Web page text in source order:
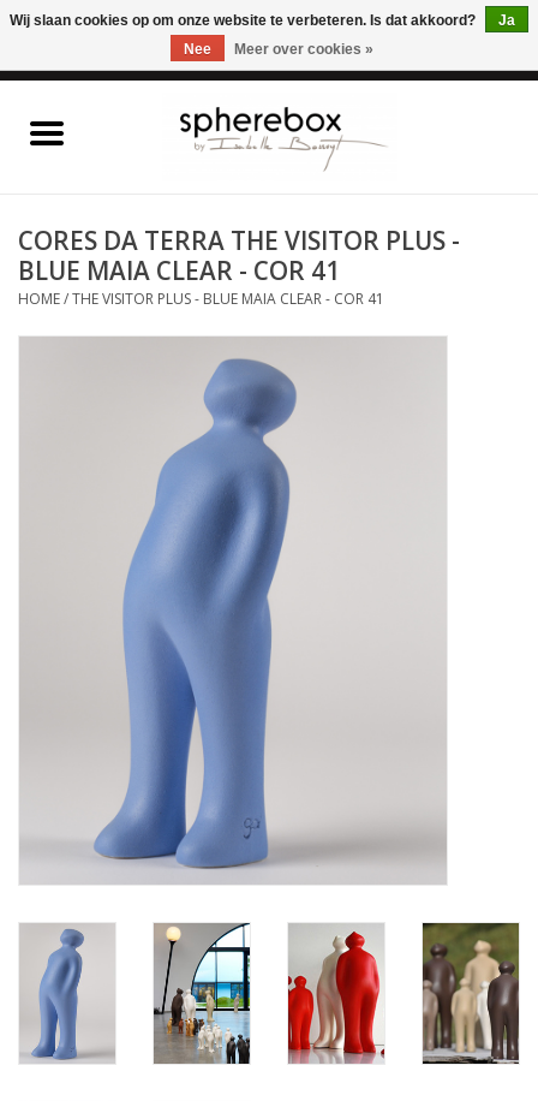
Home
MEUBELEN
CORES DA TERRA THE VISITOR PLUS -
BLUE MAIA CLEAR - COR 41
HOME/THE VISITOR PLUS - BLUE MAIA CLEAR - COR 41
Wij slaan cookies op om onze website te verbeteren. Is dat akkoord?
Ja
Nee
Meer over cookies »
ONLINE WINKEL VOOR WOONACCESSOIRES, MEUBELEN & KUNST – GRATIS